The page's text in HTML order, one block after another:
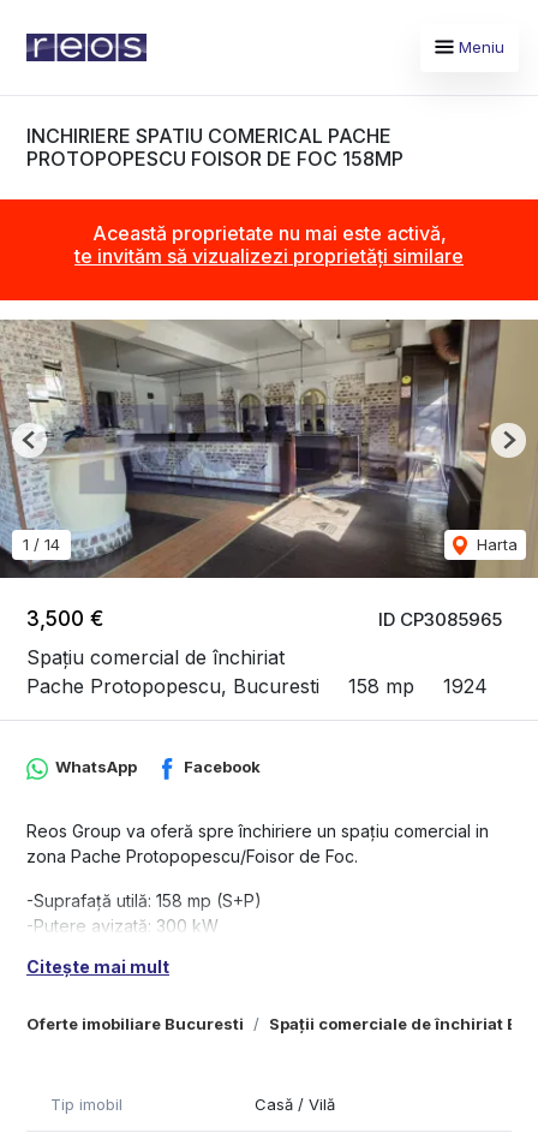
Meniu
INCHIRIERE SPATIU COMERICAL PACHE
PROTOPOPESCU FOISOR DE FOC 158MP
Această proprietate nu mai este activă,
te invităm să vizualizezi proprietăți similare
ID CP3085965
3,500 €
Spațiu comercial de închiriat
Pache Protopopescu, Bucuresti
158 mp 1924
1 / 14 Harta
Previous
Oferte imobiliare Bucuresti Spații comerciale de închiriat
WhatsApp Facebook
Reos Group va oferă spre închiriere un spațiu comercial in
zona Pache Protopopescu/Foisor de Foc.
-Suprafață utilă: 158 mp (S+P)
-Putere avizată: 300 kW
-Vizibilitate foarte bună
-Disponibil imediat
Vă stăm cu drag la dispoziție pentru detalii și vizionări.
Citește mai mult
Tip imobil Casă / Vilă